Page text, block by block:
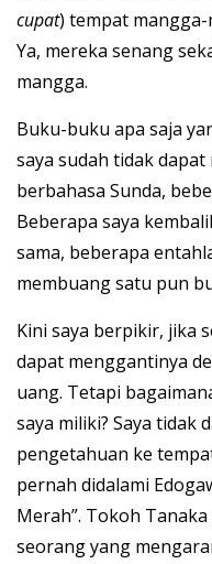
cupat) tempat
Ya, mereka senang
mangga.
Buku-buku apa saja
saya sudah tidak
berbahasa Sunda,
Beberapa saya
sama, beberapa
membuang satu pun
Kini saya berpikir, jika
dapat menggantinya
uang. Tetapi
saya miliki? Saya tidak
pengetahuan ke
pernah didalami
Merah”. Tokoh
seorang yang